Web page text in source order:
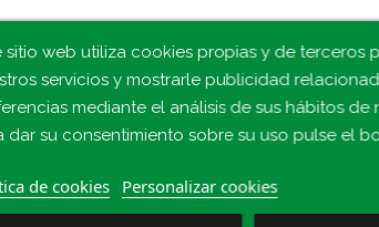
sitio web utiliza cookies propias y de terceros
servicios y mostrarle publicidad
mediante el análisis de sus hábitos de
dar su consentimiento sobre su uso pulse el
de cookies Personalizar cookies